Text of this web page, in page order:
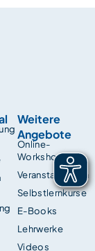
Weitere
Angebote
Online-
Workshops
Veranstaltungen
Selbstlernkurse
E-Books
Lehrwerke
Videos